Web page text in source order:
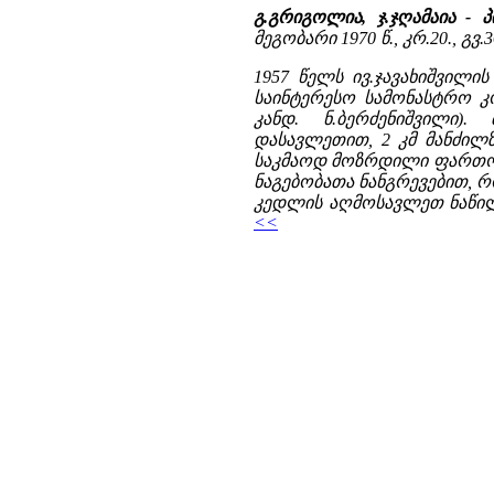
გ.გრიგოლია, ჯ.ჯღამაია -
მეგობარი 1970 წ., კრ.20.,
1957 წელს
საინტერესო სამონასტრო
კანდ.
დასავლეთით, 2 კმ
საკმაოდ მოზრდილი
ნაგებობათა
კედლის აღმოსავლეთ
<<